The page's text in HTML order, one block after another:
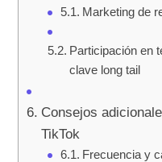
Marketing de
Participación en
clave long tail
Consejos
TikTok
Frecuencia y